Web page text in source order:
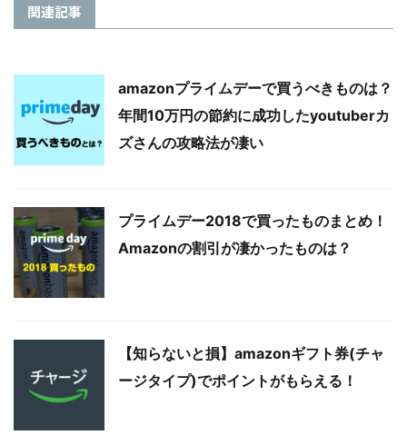
関連記事
amazonプライムデーで買うべきものは？
年間10万円の節約に成功したyoutuberカ
ズさんの攻略法が凄い
プライムデー2018で買ったものまとめ！
Amazonの割引が凄かったものは？
【知らないと損】amazonギフト券(チャ
ージタイプ)でポイントがもらえる！